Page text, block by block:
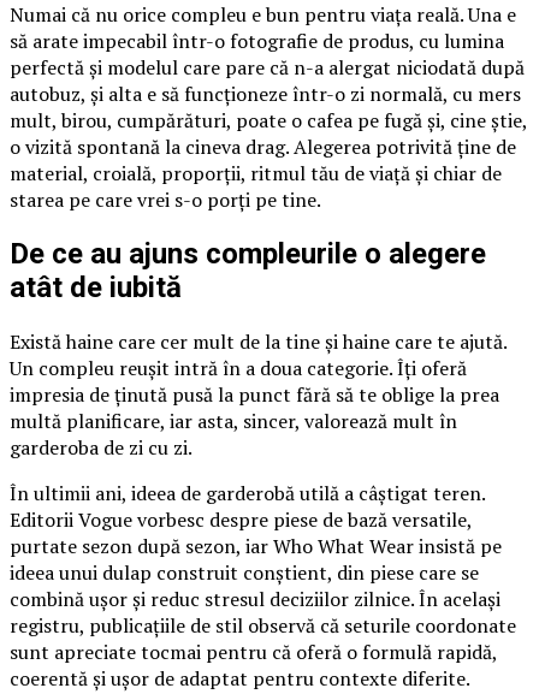
Numai că nu orice compleu e bun pentru viața reală. Una e
să arate impecabil într-o fotografie de produs, cu lumina
perfectă și modelul care pare că n-a alergat niciodată după
autobuz, și alta e să funcționeze într-o zi normală, cu mers
mult, birou, cumpărături, poate o cafea pe fugă și, cine știe,
o vizită spontană la cineva drag. Alegerea potrivită ține de
material, croială, proporții, ritmul tău de viață și chiar de
starea pe care vrei s-o porți pe tine.
De ce au ajuns compleurile o alegere
atât de iubită
Există haine care cer mult de la tine și haine care te ajută.
Un compleu reușit intră în a doua categorie. Îți oferă
impresia de ținută pusă la punct fără să te oblige la prea
multă planificare, iar asta, sincer, valorează mult în
garderoba de zi cu zi.
În ultimii ani, ideea de garderobă utilă a câștigat teren.
Editorii Vogue vorbesc despre piese de bază versatile,
purtate sezon după sezon, iar Who What Wear insistă pe
ideea unui dulap construit conștient, din piese care se
combină ușor și reduc stresul deciziilor zilnice. În același
registru, publicațiile de stil observă că seturile coordonate
sunt apreciate tocmai pentru că oferă o formulă rapidă,
coerentă și ușor de adaptat pentru contexte diferite.